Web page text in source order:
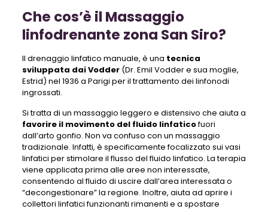
Che cos’è il Massaggio
linfodrenante zona San Siro?
Il drenaggio linfatico manuale, è una tecnica
sviluppata dai Vodder(Dr. Emil Vodder e sua moglie,
Estrid) nel 1936 a Parigi per il trattamento dei linfonodi
ingrossati.
Si tratta di un massaggio leggero e distensivo che aiuta a
favorire il movimento del fluido linfaticofuori
dall’arto gonfio. Non va confuso con un massaggio
tradizionale. Infatti, è specificamente focalizzato sui vasi
linfatici per stimolare il flusso del fluido linfatico. La terapia
viene applicata prima alle aree non interessate,
consentendo al fluido di uscire dall’area interessata o
“decongestionare” la regione. Inoltre, aiuta ad aprire i
collettori linfatici funzionanti rimanenti e a spostare